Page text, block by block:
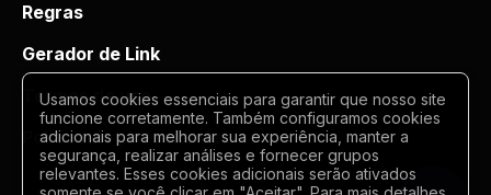
Regras
Gerador de Link
Termos de uso
Politica de privacidade
Usamos cookies essenciais para garantir que nosso site
funcione corretamente. Também configuramos cookies
adicionais para melhorar sua experiência, manter a
segurança, realizar análises e fornecer grupos
relevantes. Esses cookies adicionais serão ativados